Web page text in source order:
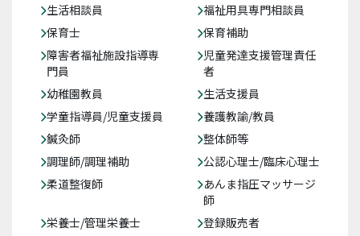
生活相談員
福祉用具専門相談員
保育士
保育補助
障害者福祉施設指導専
門員
児童発達支援管理責任
者
幼稚園教員
生活支援員
学童指導員/児童支援員
養護教諭/教員
鍼灸師
整体師等
調理師/調理補助
公認心理士/臨床心理士
柔道整復師
あんま指圧マッサージ
師
栄養士/管理栄養士
登録販売者